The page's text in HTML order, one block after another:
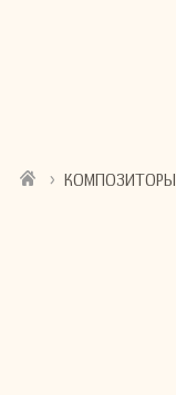
› КОМПОЗИТОРЫ